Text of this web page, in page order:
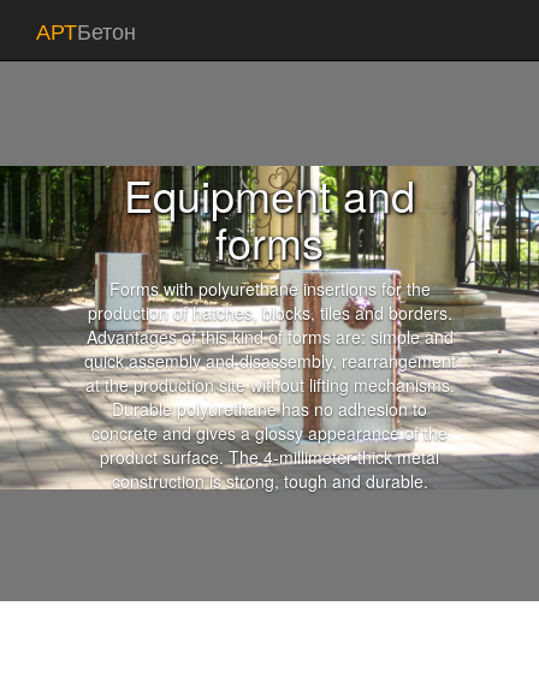
АРТБетон
Equipment and
forms
Forms with polyurethane insertions for the
production of hatches, blocks, tiles and borders.
Advantages of this kind of forms are: simple and
quick assembly and disassembly, rearrangement
at the production site without lifting mechanisms.
Durable polyurethane has no adhesion to
concrete and gives a glossy appearance of the
product surface. The 4-millimeter-thick metal
construction is strong, tough and durable.